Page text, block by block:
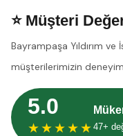
⭐ Müşteri
Bayrampaşa Yıldırım
müşterilerimizin
5.0
★★★★★ 47+